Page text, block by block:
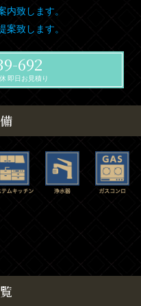
内致します。
案致します。
692
即日お見積り